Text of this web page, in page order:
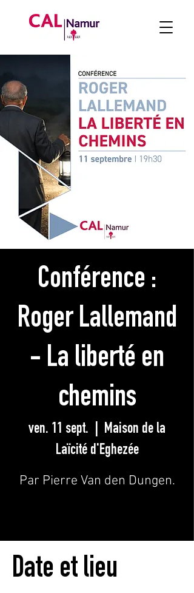
Conférence :
Roger Lallemand
- La liberté en
chemins
ven. 11 sept.
Maison de la
Laïcité d'Eghezée
Par Pierre Van den Dungen.
Date et lieu